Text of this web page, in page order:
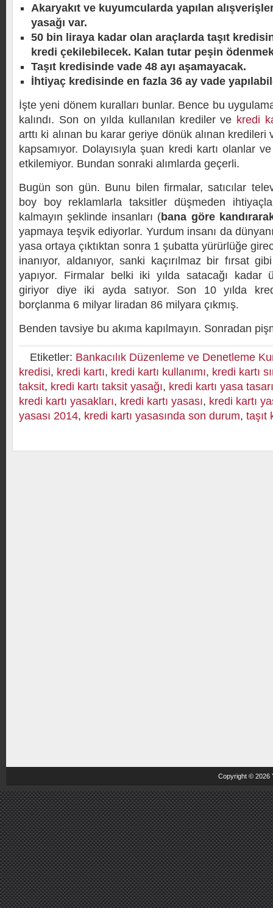
Akaryakıt ve kuyumcularda yapılan
yasağı var.
50 bin liraya kadar olan araçlarda taşıt
kredi çekilebilecek. Kalan tutar peşin
Taşıt kredisinde vade 48 ayı aşamayacak.
İhtiyaç kredisinde en fazla 36 ay vade
İşte yeni dönem kuralları bunlar. Bence bu
kalındı. Son on yılda kullanılan krediler ve kredi
arttı ki alınan bu karar geriye dönük alınan kredileri
kapsamıyor. Dolayısıyla şuan kredi kartı olanlar
etkilemiyor. Bundan sonraki alımlarda geçerli.
Bugün son gün. Bunu bilen firmalar, satıcılar
boy boy reklamlarla taksitler düşmeden
kalmayın şeklinde insanları (bana göre
yapmaya teşvik ediyorlar. Yurdum insanı da
yasa ortaya çıktıktan sonra 1 şubatta yürürlüğe
inanıyor, aldanıyor, sanki kaçırılmaz bir fırsat
yapıyor. Firmalar belki iki yılda satacağı kadar
giriyor diye iki ayda satıyor. Son 10 yılda
borçlanma 6 milyar liradan 86 milyara çıkmış.
Benden tavsiye bu akıma kapılmayın. Sonradan
Etiketler: Bankacılık Düzenleme ve Denetleme
kredisi, kredi kartı, kredi kartı kullanımı, kredi kartı
taksit, kredi kartı taksit yasağı, kredi kartı yasa
kredi kartı yasakları, kredi kartı yasası, kredi kartı
yasası 2014, kredi kartı yasasında son durum, taşıt
Copyright © 2026